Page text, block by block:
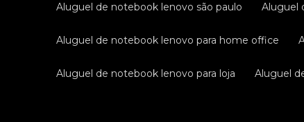
aluguel de notebook lenovo são paulo
aluguel de notebook lenovo para home office
aluguel de notebook lenovo para loja aluguel